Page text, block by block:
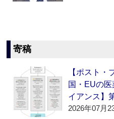
寄稿
【ポスト・
国・EUの
イアンス】
2026年07月